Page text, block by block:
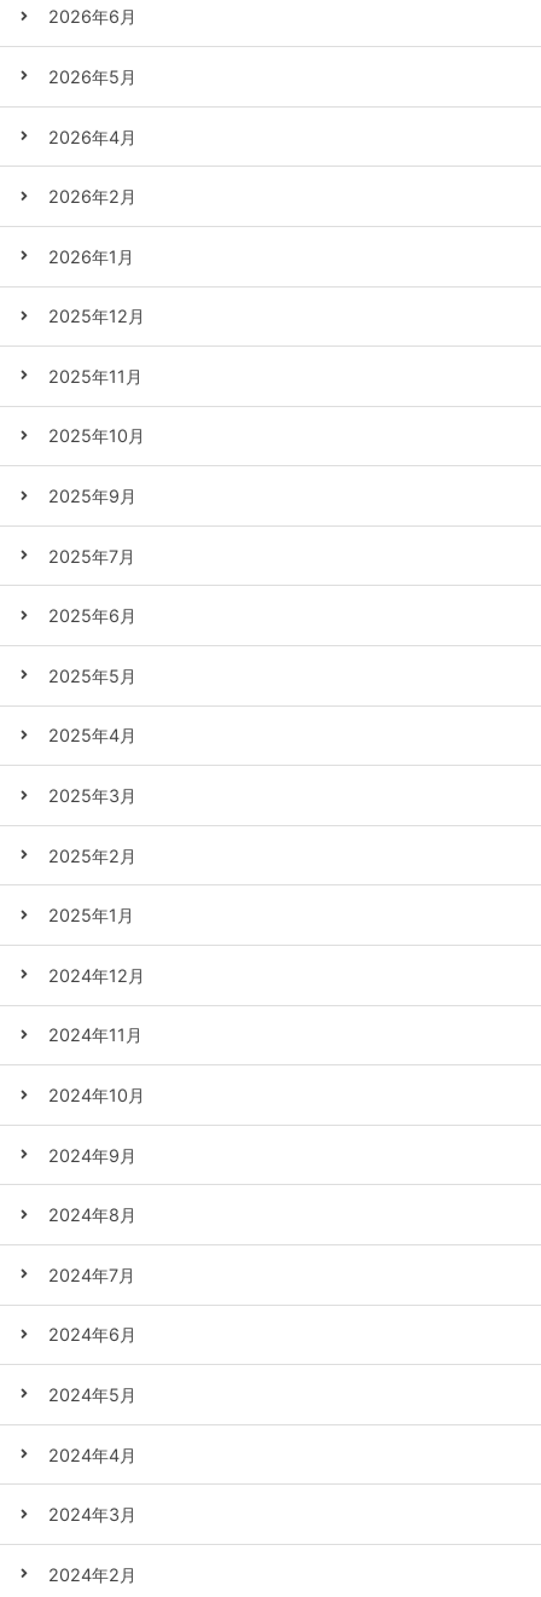
2026年6月
2026年5月
2026年4月
2026年2月
2026年1月
2025年12月
2025年11月
2025年10月
2025年9月
2025年7月
2025年6月
2025年5月
2025年4月
2025年3月
2025年2月
2025年1月
2024年12月
2024年11月
2024年10月
2024年9月
2024年8月
2024年7月
2024年6月
2024年5月
2024年4月
2024年3月
2024年2月